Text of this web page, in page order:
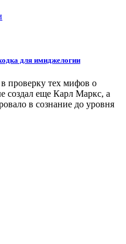
для имиджелогии
проверку тех мифов о
создал еще Карл Маркс, а
в сознание до уровня